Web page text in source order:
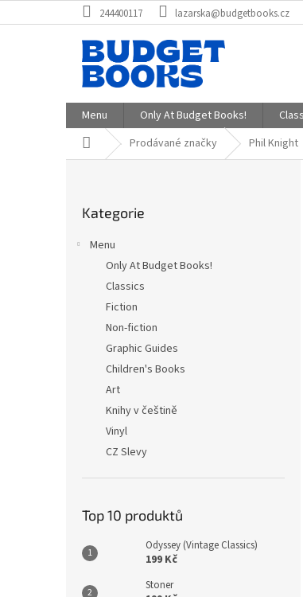
na
244400117 lazarska@budgetbooks.cz
Menu Only At Budget Books!
Domů Prodávané značky Phil Knight
kategorie
Kategorie
Menu
Only At Budget Books!
Classics
Fiction
Non-fiction
Graphic Guides
Children's Books
Art
Knihy v češtině
Vinyl
CZ Slevy
Top 10 produktů
Odyssey (Vintage Classics)
199 Kč
Stoner